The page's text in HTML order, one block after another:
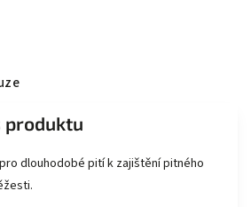
produktu
dlouhodobé pití k zajištění pitného